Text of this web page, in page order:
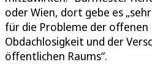
oder Wien, dort gebe es
für die Probleme der offenen
Obdachlosigkeit und der
öffentlichen Raums“.